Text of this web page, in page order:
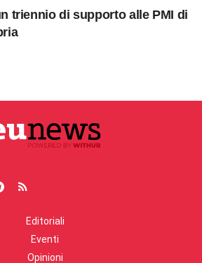
triennio di supporto alle PMI di
Editoriali
Eventi
Opinioni